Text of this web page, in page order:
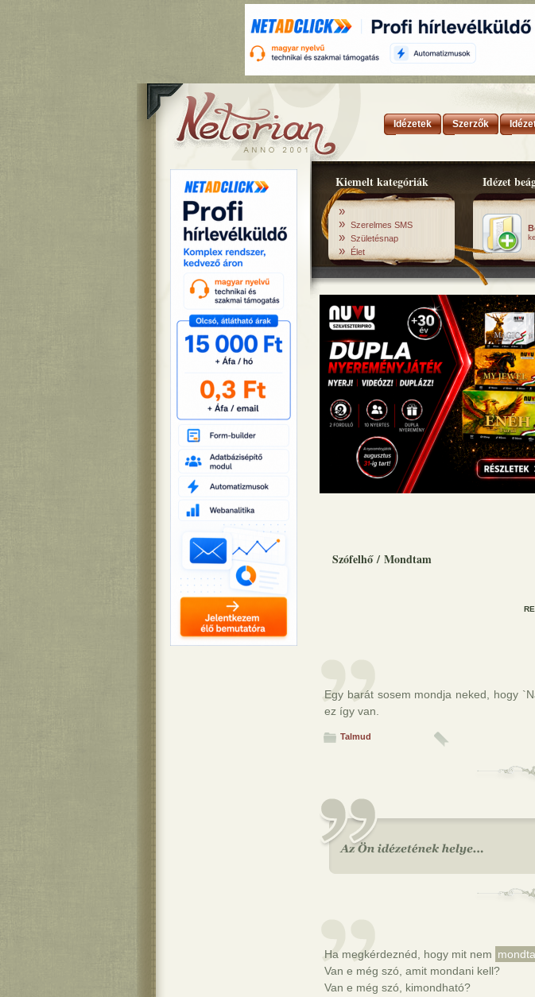
Idézetek Szerzők
Kiemelt kategóriák
»
» Szerelmes SMS
» Születésnap
» Élet
Idézet
Szófelhő / Mondtam
Egy barát sosem mondja neked, hogy
ez így van.
Talmud
Ha megkérdeznéd, hogy mit nem
Van e még szó, amit mondani kell?
Van e még szó, kimondható?